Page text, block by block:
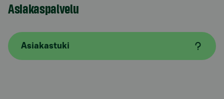
Asiakaspalvelu
Asiakastuki